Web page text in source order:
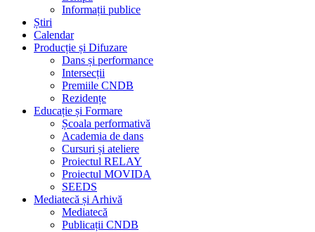
Informații publice
Știri
Calendar
Producție și Difuzare
Dans și performance
Intersecții
Premiile CNDB
Rezidențe
Educație și Formare
Școala performativă
Academia de dans
Cursuri și ateliere
Proiectul RELAY
Proiectul MOVIDA
SEEDS
Mediatecă și Arhivă
Mediatecă
Publicații CNDB